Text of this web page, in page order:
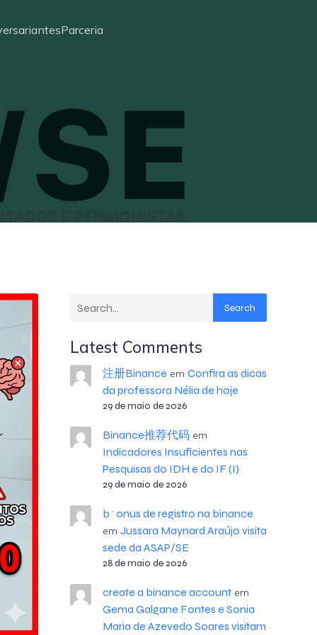
Parceria
Search
Latest Comments
注册Binance em Confira as dicas
da professora Nélia de hoje
29 de maio de 2026
Binance推荐代码em
Indicadores Insuficientes nas
Pesquisas do IDH e do IF (I)
29 de maio de 2026
b^onus de registro na binance
em Jussara Maynard Araújo visita
sede da ASAP/SE
28 de maio de 2026
create a binance accountem
Gema Galgane Fontes e Sonia
Maria de Azevedo Soares visitam